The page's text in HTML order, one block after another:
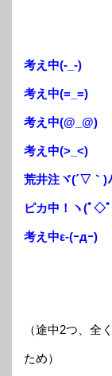
考え中(-_-)
考え中(=_=)
考え中(@_@)
考え中(>_<)
荒井注ヾ(´▽｀)ﾉ
ピカ中！ヽ(ﾟ◇
考え中ε-(ｰдｰ)
（途中2つ、全
ため）